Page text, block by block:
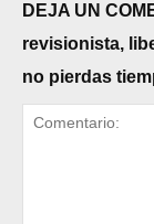
DEJA UN
revisionista,
no pierdas